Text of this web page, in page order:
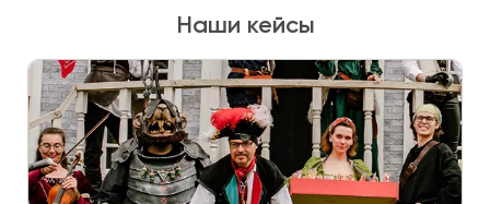
Наши кейсы